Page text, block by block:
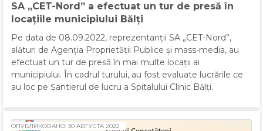
SA „CET-Nord” a efectuat un tur de presă în
locațiile municipiului Bălți
Pe data de 08.09.2022, reprezentanții SA „CET-Nord”,
alături de Agenția Proprietății Publice și mass-media, au
efectuat un tur de presă în mai multe locații ai
municipiului. În cadrul turului, au fost evaluate lucrările ce
au loc pe Șantierul de lucru a Spitalului Clinic Bălți.
ОПУБЛИКОВАНО: 30 АВГУСТА 2022